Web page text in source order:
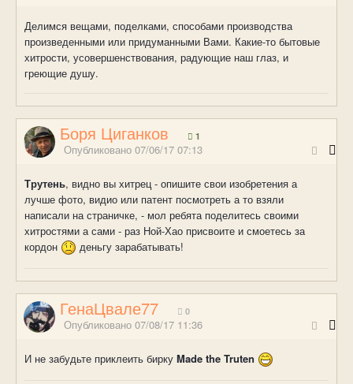
Делимся вещами, поделками, способами производства
произведенными или придуманными Вами. Какие-то бытовые
хитрости, усовершенствования, радующие наш глаз, и
греющие душу.
Боря Циганков 1
Опубликовано 07/06/17 07:13
Трутень, видно вы хитрец - опишите свои изобретения а
лучше фото, видио или патент посмотреть а то взяли
написали на страничке, - мол ребята поделитесь своими
хитростями а сами - раз Ной-Хао присвоите и смоетесь за
кордон
деньгу зарабатывать!
ГенаЦвале77 0
Опубликовано 07/08/17 11:36
И не забудьте приклеить бирку Made the Truten